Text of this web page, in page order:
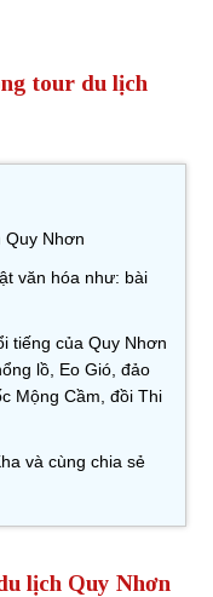
tour du lịch
Quy Nhơn
văn hóa như: bài
tiếng của Quy Nhơn
lồ, Eo Gió, đảo
Mộng Cầm, đồi Thi
và cùng chia sẻ
lịch Quy Nhơn